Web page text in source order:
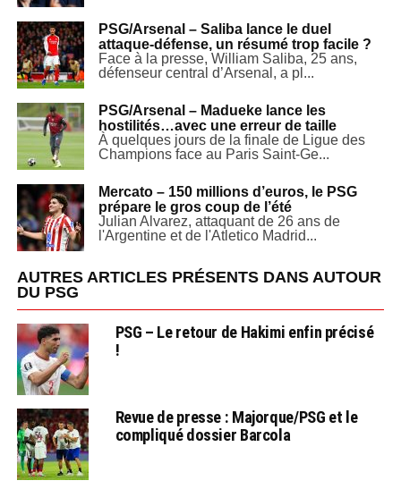
PSG/Arsenal – Saliba lance le duel
attaque-défense, un résumé trop facile ?
Face à la presse, William Saliba, 25 ans,
défenseur central d’Arsenal, a pl...
PSG/Arsenal – Madueke lance les
hostilités…avec une erreur de taille
À quelques jours de la finale de Ligue des
Champions face au Paris Saint-Ge...
Mercato – 150 millions d’euros, le PSG
prépare le gros coup de l’été
Julian Alvarez, attaquant de 26 ans de
l'Argentine et de l'Atletico Madrid...
AUTRES ARTICLES PRÉSENTS DANS AUTOUR
DU PSG
PSG – Le retour de Hakimi enfin précisé
!
Revue de presse : Majorque/PSG et le
compliqué dossier Barcola